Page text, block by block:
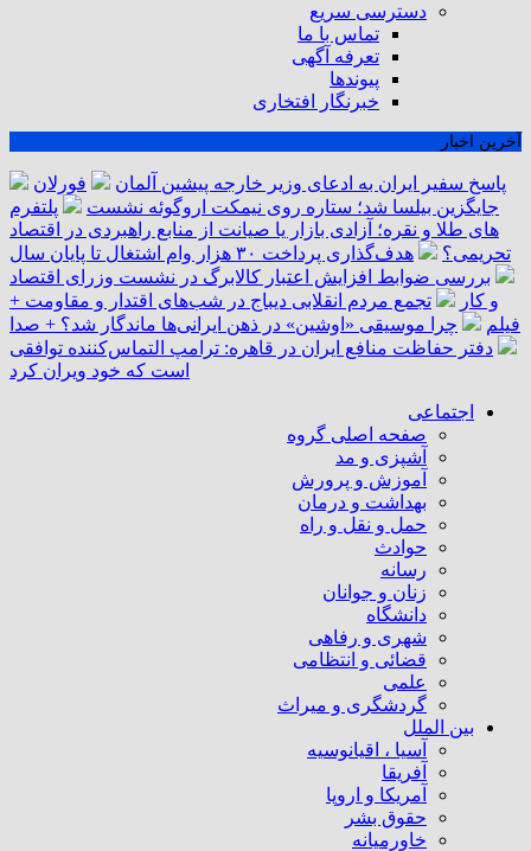
دسترسی سریع
تماس با ما
تعرفه آگهی
پیوندها
خبرنگار افتخاری
آخرین اخبار
پاسخ سفیر ایران به ادعای وزیر خارجه پیشین آلمان
فورلان
جایگزین بیلسا شد؛ ستاره روی نیمکت اروگوئه نشست
پلتفرم
‌های طلا و نقره؛ آزادی بازار یا صیانت از منابع راهبردی در اقتصاد
تحریمی؟
هدف‌گذاری پرداخت ۳۰ هزار وام اشتغال تا پایان سال
بررسی ضوابط افزایش اعتبار کالابرگ در نشست وزرای اقتصاد
و کار
تجمع مردم انقلابی دیباج در شب‌های اقتدار و مقاومت +
فیلم
چرا موسیقی «اوشین» در ذهن ایرانی‌ها ماندگار شد؟ + صدا
دفتر حفاظت منافع ایران در قاهره: ترامپ التماس‌کننده توافقی
است که خود ویران کرد
اجتماعی
صفحه اصلی گروه
آشپزی و مد
آموزش و پرورش
بهداشت و درمان
حمل و نقل و راه
حوادث
رسانه
زنان و جوانان
دانشگاه
شهری و رفاهی
قضائی و انتظامی
علمی
گردشگری و میراث
بین الملل
آسیا ، اقیانوسیه
آفریقا
آمریکا و اروپا
حقوق بشر
خاورمیانه